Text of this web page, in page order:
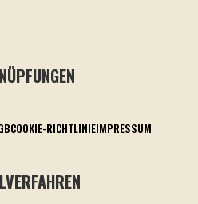
COOKIE-RICHTLINIEIMPRESSUM